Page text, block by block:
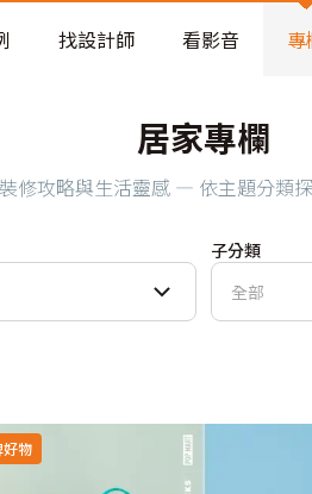
老屋預算分配與高 CP 值煥新術
找設計師 看影音 專
居家專欄
修攻略與生活靈感 — 依主題分類
子分類
全部
好物